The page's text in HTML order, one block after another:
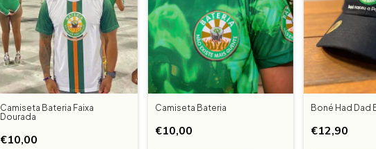
Camiseta Bateria Faixa
Dourada
€10,00
Camiseta Bateria
€10,00
Boné Had Dad
€12,90